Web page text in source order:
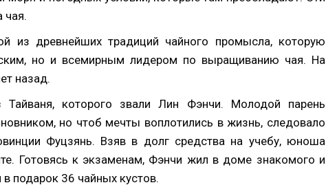
чая.
из древнейших традиций чайного промысла, которую
но и всемирным лидером по выращиванию чая. На
назад.
которого звали Лин Фэнчи. Молодой парень
но чтоб мечты воплотились в жизнь, следовало
Фуцзянь. Взяв в долг средства на учебу, юноша
Готовясь к экзаменам, Фэнчи жил в доме знакомого и
подарок 36 чайных кустов.